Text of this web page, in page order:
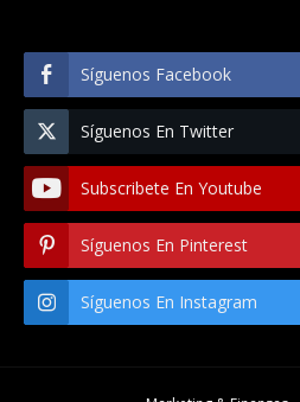
Síguenos Facebook
Síguenos En Twitter
Subscribete En Youtube
Síguenos En Pinterest
Síguenos En Instagram